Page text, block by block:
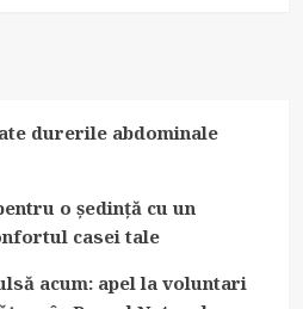
durerile abdominale
o ședință cu un
casei tale
acum: apel la voluntari